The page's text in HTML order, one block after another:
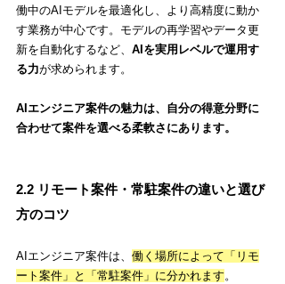
働中のAIモデルを最適化し、より高精度に動か
す業務が中心です。モデルの再学習やデータ更
新を自動化するなど、 AIを実用レベルで運用す
る力が求められます。
AIエンジニア案件の魅力は、自分の得意分野に
合わせて案件を選べる柔軟さにあります。
2.2 リモート案件・常駐案件の違いと選び
方のコツ
AIエンジニア案件は、 働く場所によって「リモ
ート案件」と「常駐案件」に分かれます。